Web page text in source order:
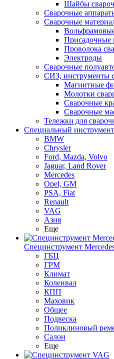
Шайбы
Сварочные
Сварочные
Присадочные
Проволока
Электроды
Сварочные
СИЗ, инструменты
Магнитные
Молотки
Сварочные
Сварочные
Тележки для
Специальный
BMW
Chrysler
Ford, Mazda, Volvo
Jaguar, Land Rover
Mercedes
Opel, GM
PSA, Fiat
Renault
VAG
Азия
Еще
Специнструмент
ГБЦ
ГРМ
Климат
Коленвал
КПП
Маховик
Общее
Подвеска
Поликлиновый
Салон
Еще